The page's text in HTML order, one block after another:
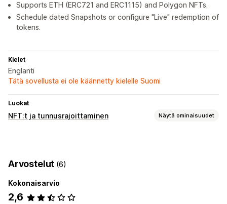
Supports ETH (ERC721 and ERC1115) and Polygon NFTs.
Schedule dated Snapshots or configure "Live" redemption of
tokens.
Kielet
Englanti
Tätä sovellusta ei ole käännetty kielelle Suomi
Luokat
NFT:t ja tunnusrajoittaminen Näytä ominaisuudet
Jäsenyydet Valkolista
Rajoitetut tuotteet
Arvostelut (6)
Kokonaisarvio
2,6